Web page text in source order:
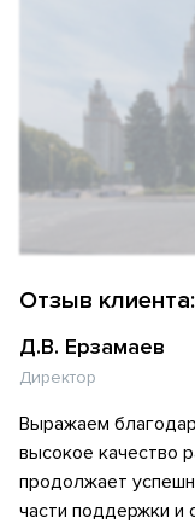
Отзыв клиента:
Д.В. Ерзамаев
Директор
Выражаем
высокое качество
продолжает
части поддержки и